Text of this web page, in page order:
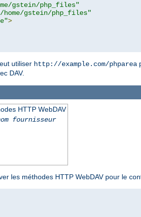
gstein/php_files"
home/gstein/php_files"
>
utiliser http://example.com/phparea
DAV.
HTTP WebDAV
fournisseur
les méthodes HTTP WebDAV pour le